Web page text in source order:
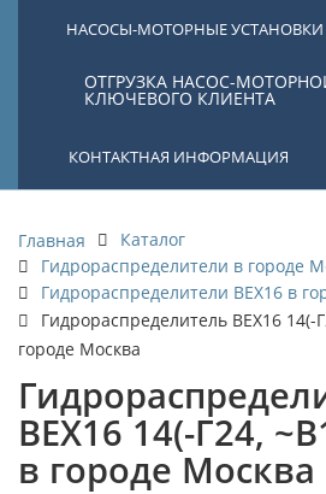
НАСОСЫ-МОТОРНЫЕ УСТАНОВКИ
ОТГРУЗКА НАСОС-
КЛЮЧЕВОГО КЛИЕНТА
КОНТАКТНАЯ ИНФОРМАЦИЯ
Главная
Каталог
Гидрораспределители в городе
Гидрораспределители ВЕХ16 в
Гидрораспределитель ВЕХ16 14(-
городе Москва
ВЕХ16 14(-Г24,
в городе Москва